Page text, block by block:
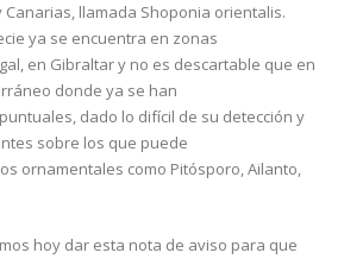
Canarias, llamada Shoponia orientalis.
ya se encuentra en zonas
en Gibraltar y no es descartable que en
donde ya se han
dado lo difícil de su detección y
sobre los que puede
ornamentales como Pitósporo, Ailanto,
hoy dar esta nota de aviso para que